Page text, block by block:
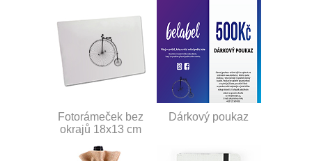
Fotorámeček bez
okrajů 18x13 cm
Dárkový poukaz